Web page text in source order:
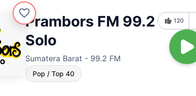
Prambors FM 99.2
Solo
Sumatera Barat - 99.2 FM
Pop / Top 40
120